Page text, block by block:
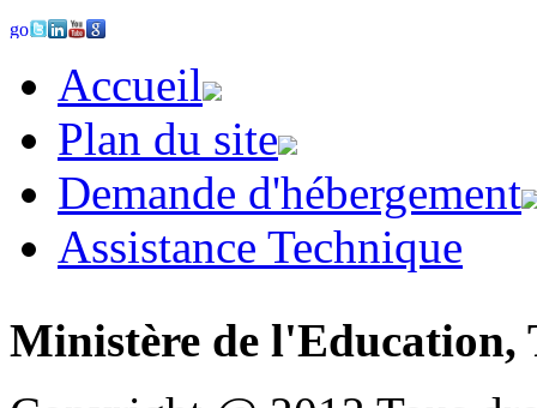
Accueil
Plan du site
Demande d'hébergement
Assistance Technique
Ministère de l'Education,